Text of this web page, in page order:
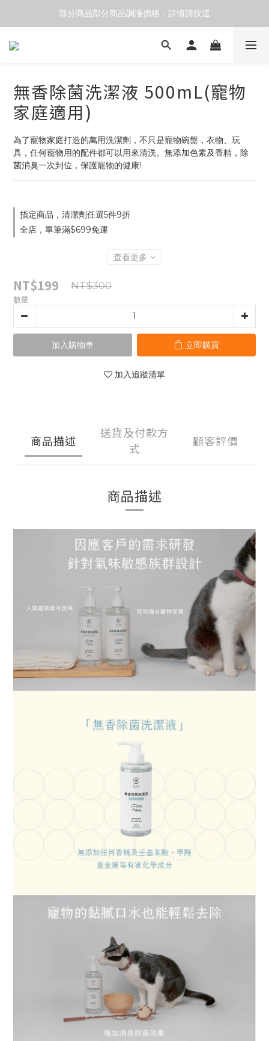
歡慶6周年！買額贈限定產品
部分商品部分商品調漲價格，詳情請按這
歡慶6周年！買額贈限定產品
無香除菌洗潔液 500mL(寵物
家庭適用)
為了寵物家庭打造的萬用洗潔劑，不只是寵物碗盤，衣物、玩
具，任何寵物用的配件都可以用來清洗。無添加色素及香精，除
菌消臭一次到位，保護寵物的健康!
指定商品，清潔劑任選5件9折
全店，單筆滿$699免運
查看更多
NT$199 NT$300
數量
加入購物車 立即購買
加入追蹤清單
商品描述
送貨及付款方
式
顧客評價
商品描述